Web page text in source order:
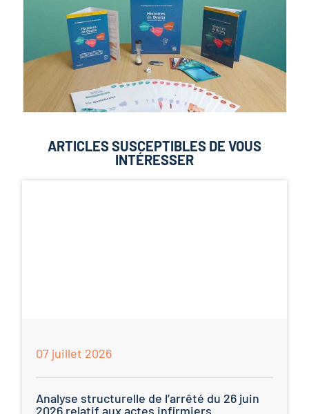
ARTICLES SUSCEPTIBLES DE VOUS
INTÉRESSER
07 juillet 2026
Analyse structurelle de l’arrêté du 26 juin
2026 relatif aux actes infirmiers